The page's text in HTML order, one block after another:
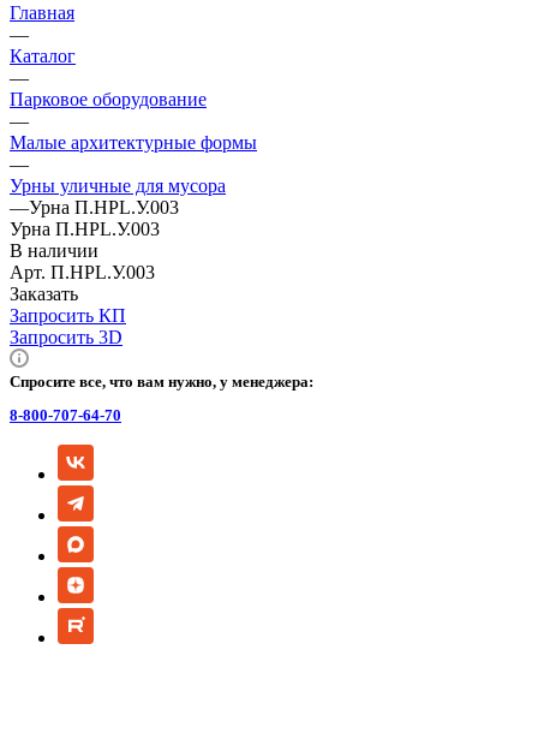
Главная
—
Каталог
—
Парковое оборудование
—
Малые архитектурные формы
—
Урны уличные для мусора
—Урна П.НРL.У.003
Урна П.НРL.У.003
В наличии
Арт. П.НРL.У.003
Заказать
Запросить КП
Запросить 3D
Спросите все, что вам нужно, у менеджера:
8-800-707-64-70